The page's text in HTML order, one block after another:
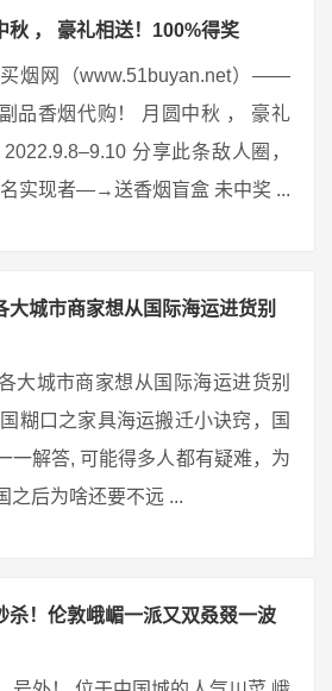
秋 ， 豪礼相送！100%得奖
烟网（www.51buyan.net）——
品香烟代购！ 月圆中秋 ， 豪礼
分享此条敌人圈，
实现者—→送香烟盲盒 未中奖 ...
大城市商家想从国际海运进货别
大城市商家想从国际海运进货别
糊口之家具海运搬迁小诀窍，国
一解答, 可能得多人都有疑难，为
之后为啥还要不远 ...
杀！伦敦峨嵋一派又双叒叕一波